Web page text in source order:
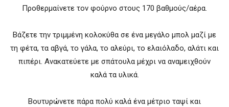
Προθερμαίνετε τον φούρνο στους 170 βαθμούς/αέρα.
Βάζετε την τριμμένη κολοκύθα σε ένα μεγάλο μπολ μαζί με
τη φέτα, τα αβγά, το γάλα, το αλεύρι, το ελαιόλαδο, αλάτι και
πιπέρι. Ανακατεύετε με σπάτουλα μέχρι να αναμειχθούν
καλά τα υλικά.
Βουτυρώνετε πάρα πολύ καλά ένα μέτριο ταψί και